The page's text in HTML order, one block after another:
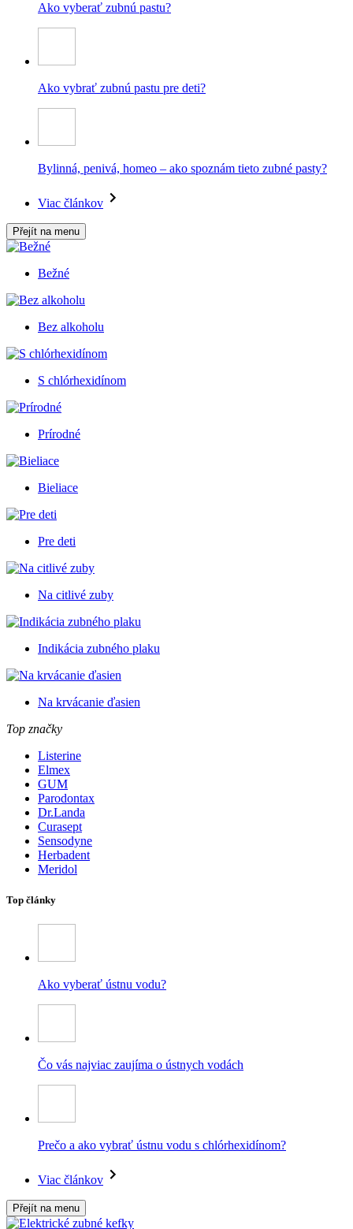
Ako vyberať zubnú pastu?
Ako vybrať zubnú pastu pre deti?
Bylinná, penivá, homeo – ako spoznám tieto zubné pasty?
Viac článkov
Přejít na menu
Bežné
Bez alkoholu
S chlórhexidínom
Prírodné
Bieliace
Pre deti
Na citlivé zuby
Indikácia zubného plaku
Na krvácanie ďasien
Top značky
Listerine
Elmex
GUM
Parodontax
Dr.Landa
Curasept
Sensodyne
Herbadent
Meridol
Top články
Ako vyberať ústnu vodu?
Čo vás najviac zaujíma o ústnych vodách
Prečo a ako vybrať ústnu vodu s chlórhexidínom?
Viac článkov
Přejít na menu